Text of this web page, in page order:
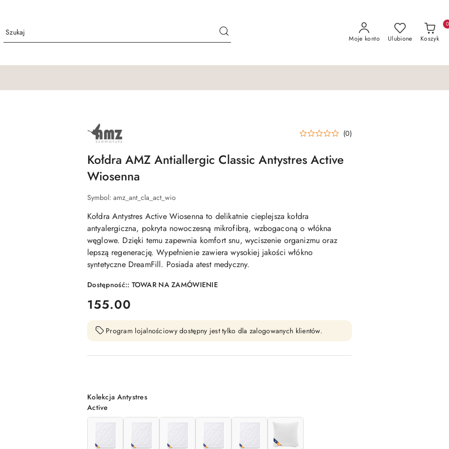
Moje konto Ulubione Koszyk
0
NAZWA
PRODUCENTA:
AMZ
(0)
Kołdra AMZ Antiallergic Classic Antystres Active
Wiosenna
Symbol: amz_ant_cla_act_wio
Kołdra Antystres Active Wiosenna to delikatnie cieplejsza kołdra
antyalergiczna, pokryta nowoczesną mikrofibrą, wzbogaconą o włókna
węglowe. Dzięki temu zapewnia komfort snu, wyciszenie organizmu oraz
lepszą regenerację. Wypełnienie zawiera wysokiej jakości włókno
syntetyczne DreamFill. Posiada atest medyczny.
Dostępność:: TOWAR NA ZAMÓWIENIE
cena:
155.00
Program lojalnościowy dostępny jest tylko dla zalogowanych klientów.
Wariant
Kolekcja Antystres
Active